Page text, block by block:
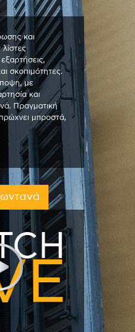
και
σκοπιμότητες.
με
και
Πραγματική
μπροστά,